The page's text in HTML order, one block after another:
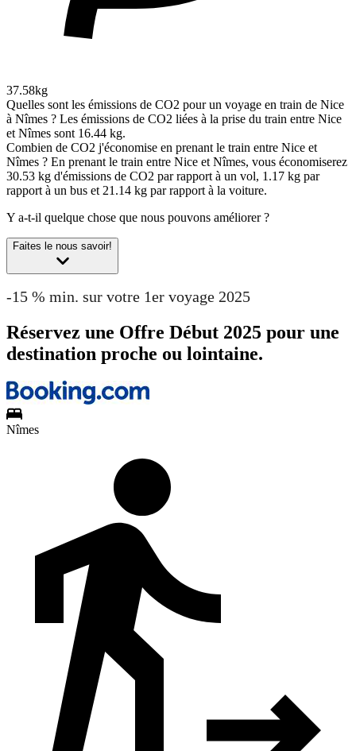
37.58kg
Quelles sont les émissions de CO2 pour un voyage en train de Nice
à Nîmes ? Les émissions de CO2 liées à la prise du train entre Nice
et Nîmes sont 16.44 kg.
Combien de CO2 j'économise en prenant le train entre Nice et
Nîmes ? En prenant le train entre Nice et Nîmes, vous économiserez
30.53 kg d'émissions de CO2 par rapport à un vol, 1.17 kg par
rapport à un bus et 21.14 kg par rapport à la voiture.
Y a-t-il quelque chose que nous pouvons améliorer ?
Faites le nous savoir!
-15 % min. sur votre 1er voyage 2025
Réservez une Offre Début 2025 pour une
destination proche ou lointaine.
Nîmes